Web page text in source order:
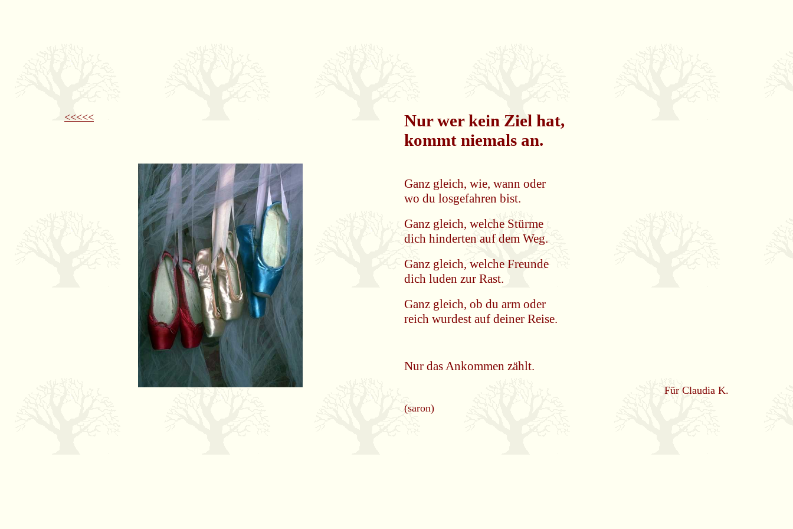
<<<<<
Nur wer kein Ziel hat,
kommt niemals an.
Ganz gleich, wie, wann oder
wo du losgefahren bist.
Ganz gleich, welche Stürme
dich hinderten auf dem Weg.
Ganz gleich, welche Freunde
dich luden zur Rast.
Ganz gleich, ob du arm oder
reich wurdest auf deiner Reise.
Nur das Ankommen zählt.
Für Claudia K.
(saron)